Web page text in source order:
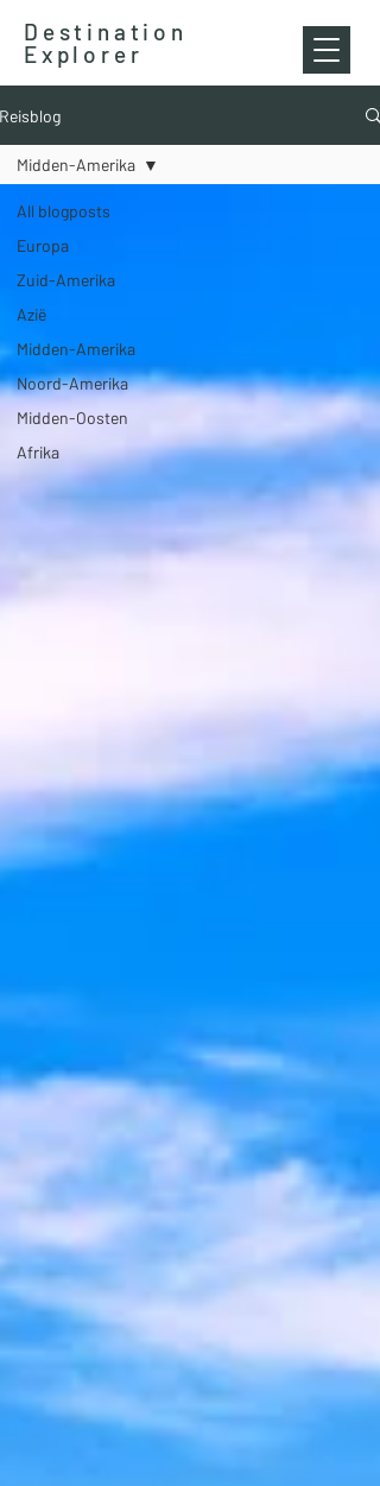
Destination
Explorer
Reisblog
All blogposts
Europa
Zuid-Amerika
Azië
Midden-Amerika
Noord-Amerika
Midden-Oosten
Afrika
Midden-Amerika